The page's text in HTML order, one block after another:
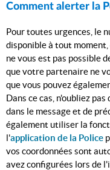
Comment alerter la
Pour toutes urgences, le
disponible à tout
ne vous est pas possible
que votre partenaire ne
que vous pouvez
Dans ce cas, n'oubliez
dans le message et de
également utiliser la
l'application de la Police
vos coordonnées sont
avez configurées lors de